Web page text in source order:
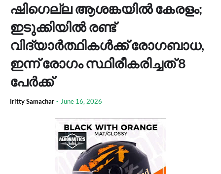
ഷി​ഗെല്ല ആശങ്കയിൽ കേരളം;
ഇടുക്കിയിൽ രണ്ട്
വിദ്യാർത്ഥികൾക്ക് രോ​ഗബാധ,
ഇന്ന് രോ​ഗം സ്ഥിരീകരിച്ചത് 8
പേർക്ക്
Iritty Samachar - June 16, 2026